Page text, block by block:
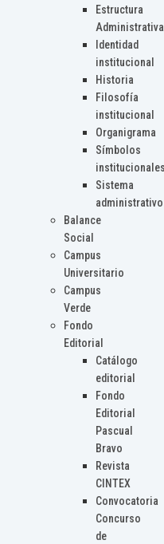
Estructura
Administrativa
Identidad
institucional
Historia
Filosofía
institucional
Organigrama
Símbolos
institucionales
Sistema
administrativo
Balance
Social
Campus
Universitario
Campus
Verde
Fondo
Editorial
Catálogo
editorial
Fondo
Editorial
Pascual
Bravo
Revista
CINTEX
Convocatoria
Concurso
de